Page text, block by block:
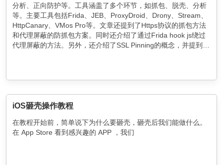
分析、正向防护等。工具涵盖了多个环节，如抓包、脱壳、分析
等。主要工具包括Frida、JEB、ProxyDroid、Drony、Stream、
HttpCanary、VMos Pro等。文章还提到了Https协议的抓包方法
和代理屏蔽的防抓包方案。同时还介绍了通过Frida hook js绕过
代理屏蔽的方法。另外，还介绍了SSL Pinning的概念，并提到了
iOS砸壳操作教程
在教程开始前，简单说下为什么要砸壳，砸壳后我们能做什么。
在 App Store 看到感兴趣的 APP ，我们